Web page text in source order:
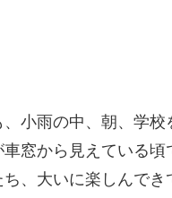
小雨の中、朝、学
窓から見えている頃
、大いに楽しんでき